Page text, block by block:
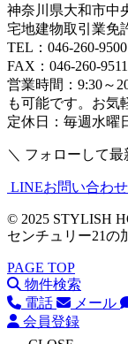
神奈川県大和市中
宅地建物取引業免
TEL：046-260-
FAX：046-260-9511
営業時間：9:30～
も可能です。お気
定休日：毎週水曜
＼ フォローして
LINEお問い合わせ
© 2025 STYLISH
センチュリー21の
PAGE TOP
物件検索
電話
メール
会員登録